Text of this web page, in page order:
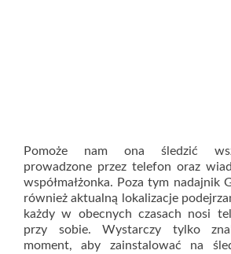
Pomoże nam ona śledzić
prowadzone przez telefon oraz
współmałżonka. Poza tym nadajnik
również aktualną lokalizacje
każdy w obecnych czasach nosi
przy sobie. Wystarczy tylko
moment, aby zainstalować na